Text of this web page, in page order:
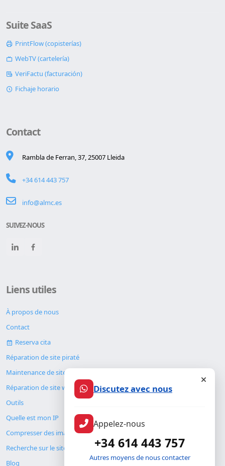
Suite SaaS
PrintFlow (copisterías)
WebTV (cartelería)
VeriFactu (facturación)
Fichaje horario
Contact
Rambla de Ferran, 37, 25007 Lleida
+34 614 443 757
info@almc.es
SUIVEZ-NOUS
Liens utiles
À propos de nous
Contact
Reserva cita
Réparation de site piraté
Maintenance de site web
Réparation de site web
Outils
Quelle est mon IP
Compresser des images
Recherche sur le site
Blog
Discutez avec nous
Appelez-nous
+34 614 443 757
Autres moyens de nous contacter